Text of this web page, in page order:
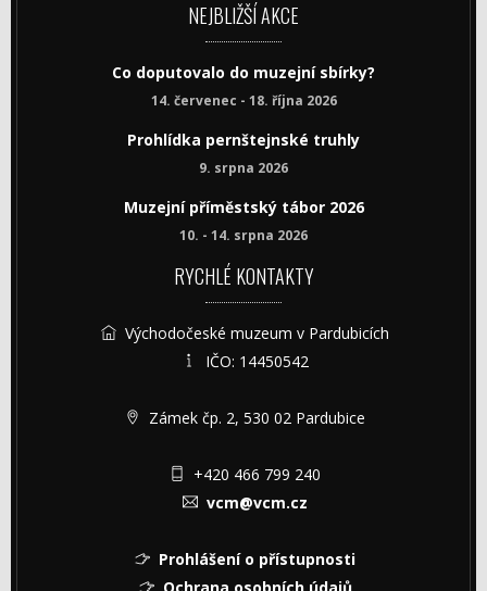
NEJBLIŽŠÍ AKCE
Co doputovalo do muzejní sbírky?
14. červenec - 18. října 2026
Prohlídka pernštejnské truhly
9. srpna 2026
Muzejní příměstský tábor 2026
10. - 14. srpna 2026
RYCHLÉ KONTAKTY
Východočeské muzeum v Pardubicích
IČO: 14450542
Zámek čp. 2, 530 02 Pardubice
+420 466 799 240
vcm@vcm.cz
Prohlášení o přístupnosti